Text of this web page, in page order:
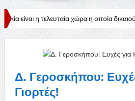
χώρα η οποία δικαιούται να κάνει
βιομηχανίας
Δ. Γεροσκήπου:
Γιορτές!